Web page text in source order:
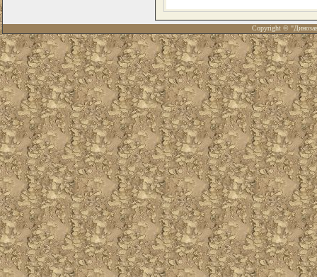
Copyright ©